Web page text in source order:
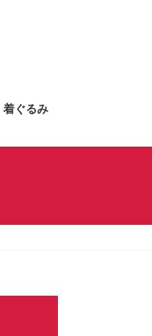
着ぐるみ